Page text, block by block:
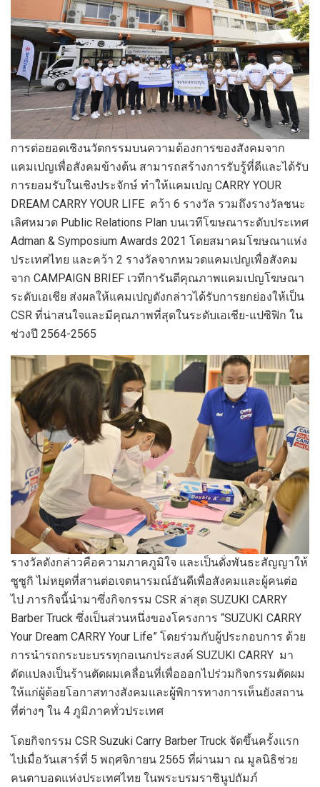
การต่อยอดเชิงนวัตกรรมบนความต้องการของสังคมจาก
แคมเปญเพื่อสังคมข้างต้น สามารถสร้างการรับรู้ที่ดีและได้รับ
การยอมรับในเชิงประจักษ์ ทำให้แคมเปญ CARRY YOUR
DREAM CARRY YOUR LIFE คว้า 6 รางวัล รวมถึงรางวัลชนะ
เลิศหมวด Public Relations Plan บนเวทีโฆษณาระดับประเทศ
Adman & Symposium Awards 2021 โดยสมาคมโฆษณาแห่ง
ประเทศไทย และคว้า 2 รางวัลจากหมวดแคมเปญเพื่อสังคม
จาก CAMPAIGN BRIEF เวทีการันตีคุณภาพแคมเปญโฆษณา
ระดับเอเชีย ส่งผลให้แคมเปญดังกล่าวได้รับการยกย่องให้เป็น
CSR ที่น่าสนใจและมีคุณภาพที่สุดในระดับเอเชีย-แปซิฟิก ใน
ช่วงปี 2564-2565
รางวัลดังกล่าวคือความภาคภูมิใจ และเป็นดั่งพันธะสัญญาให้
ซูซูกิ ไม่หยุดที่สานต่อเจตนารมณ์อันดีเพื่อสังคมและผู้คนต่อ
ไป ภารกิจนี้นำมาซึ่งกิจกรรม CSR ล่าสุด SUZUKI CARRY
Barber Truck ซึ่งเป็นส่วนหนึ่งของโครงการ “SUZUKI CARRY
Your Dream CARRY Your Life” โดยร่วมกับผู้ประกอบการ ด้วย
การนำรถกระบะบรรทุกอเนกประสงค์ SUZUKI CARRY มา
ดัดแปลงเป็นร้านตัดผมเคลื่อนที่เพื่อออกไปร่วมกิจกรรมตัดผม
ให้แก่ผู้ด้อยโอกาสทางสังคมและผู้พิการทางการเห็นยังสถาน
ที่ต่างๆ ใน 4 ภูมิภาคทั่วประเทศ
โดยกิจกรรม CSR Suzuki Carry Barber Truck จัดขึ้นครั้งแรก
ไปเมื่อวันเสาร์ที่ 5 พฤศจิกายน 2565 ที่ผ่านมา ณ มูลนิธิช่วย
คนตาบอดแห่งประเทศไทย ในพระบรมราชินูปถัมภ์